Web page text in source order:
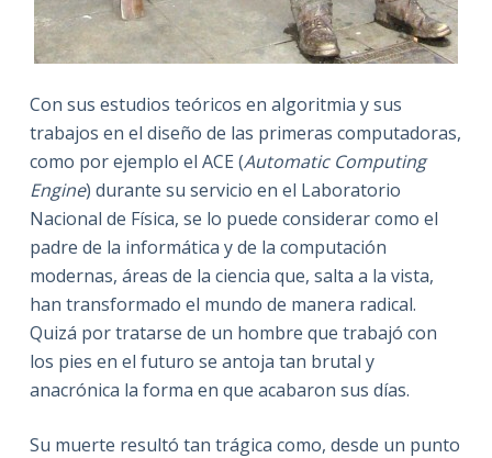
Con sus estudios teóricos en algoritmia y sus
trabajos en el diseño de las primeras computadoras,
como por ejemplo el ACE (Automatic Computing
Engine) durante su servicio en el Laboratorio
Nacional de Física, se lo puede considerar como el
padre de la informática y de la computación
modernas, áreas de la ciencia que, salta a la vista,
han transformado el mundo de manera radical.
Quizá por tratarse de un hombre que trabajó con
los pies en el futuro se antoja tan brutal y
anacrónica la forma en que acabaron sus días.
Su muerte resultó tan trágica como, desde un punto